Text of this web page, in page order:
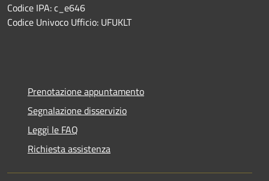
Codice IPA: c_e646
Codice Univoco Ufficio: UFUKLT
Prenotazione appuntamento
Segnalazione disservizio
Leggi le FAQ
Richiesta assistenza